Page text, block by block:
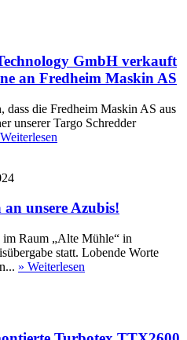
GmbH verkauft
an Fredheim Maskin AS
dass die Fredheim Maskin AS aus
unserer Targo Schredder
unsere Azubis!
Raum „Alte Mühle“ in
statt. Lobende Worte
» Weiterlesen